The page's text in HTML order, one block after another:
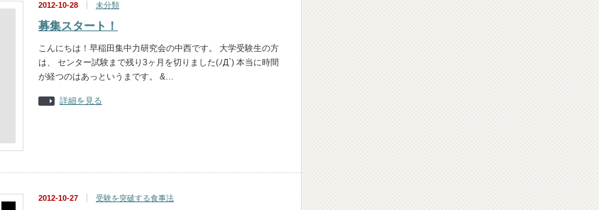
2012-10-28 未分類
募集スタート！
こんにちは！早稲田集中力研究会の中西です。 大学受験生の方
は、 センター試験まで残り3ヶ月を切りました(ﾉД`) 本当に時間
が経つのはあっというまです。 &…
詳細を見る
2012-10-27 受験を突破する食事法